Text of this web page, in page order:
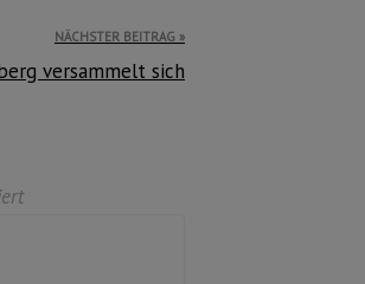
NÄCHSTER BEITRAG
versammelt sich